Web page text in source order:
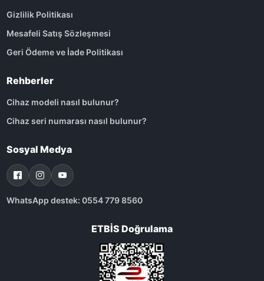
Gizlilik Politikası
Mesafeli Satış Sözleşmesi
Geri Ödeme ve İade Politikası
Rehberler
Cihaz modeli nasıl bulunur?
Cihaz seri numarası nasıl bulunur?
Sosyal Medya
WhatsApp destek: 0554 779 8560
ETBİS Doğrulama